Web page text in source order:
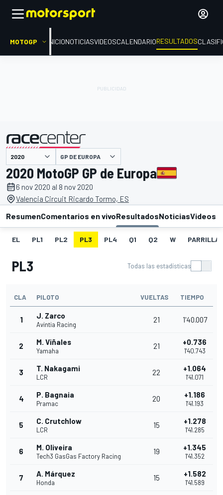
MOTOGP INICIONOTICIASVIDEOSCALENDARIORESULTADOS
presentado por GP DE EUROPA
2020 MotoGP GP de Europa
6 nov 2020 al 8 nov 2020
Valencia Circuit Ricardo Tormo, ES
ResumenComentarios en vivoResultadosNoticiasVideos
EL PL1 PL2 PL3 PL4 Q1 Q2 W PARRILLA
PL3 Todas las estadísticas
CLA PILOTO VUELTAS TIEMPO
1 J. Zarco
Avintia Racing
21 1'40.007
2 M. Viñales
Yamaha
21 +0.736
1'40.743
3 T. Nakagami
LCR
22 +1.064
1'41.071
4 P. Bagnaia
Pramac
20 +1.186
1'41.193
5 C. Crutchlow
LCR
15 +1.278
1'41.285
6 M. Oliveira
Tech3 GasGas Factory Racing
19 +1.345
1'41.352
7 A. Márquez
Honda
15 +1.582
1'41.589